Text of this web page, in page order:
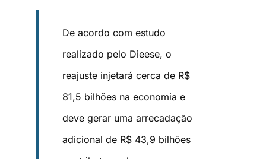
De acordo com estudo
realizado pelo Dieese, o
reajuste injetará cerca de R$
81,5 bilhões na economia e
deve gerar uma arrecadação
adicional de R$ 43,9 bilhões